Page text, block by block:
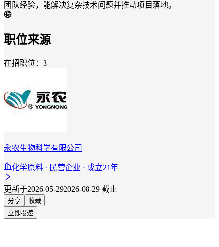
团队经验，能解决复杂技术问题并推动项目落地。
职位来源
在招职位：3
永农生物科学有限公司
化学原料 · 民营企业 · 成立21年
更新于2026-05-292026-08-29 截止
分享
收藏
立即投递